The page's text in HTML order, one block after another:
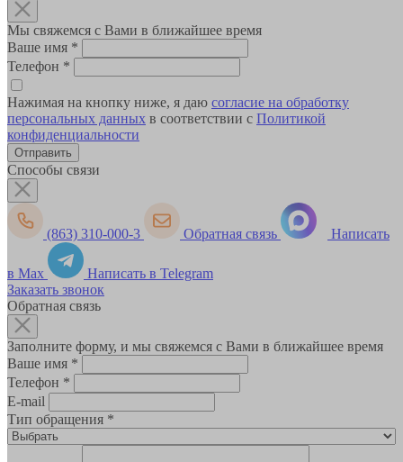
Мы свяжемся с Вами в ближайшее время
Ваше имя *
Телефон *
Нажимая на кнопку ниже, я даю согласие на обработку
персональных данных в соответствии с Политикой
конфиденциальности
Способы связи
(863) 310-000-3 Обратная связь Написать
в Max
Написать в Telegram
Заказать звонок
Обратная связь
Заполните форму, и мы свяжемся с Вами в ближайшее время
Ваше имя *
Телефон *
E-mail
Тип обращения *